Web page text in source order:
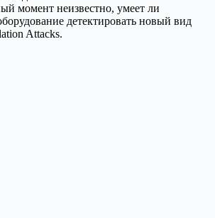
момент неизвестно, умеет ли
детектировать новый вид
Attacks.